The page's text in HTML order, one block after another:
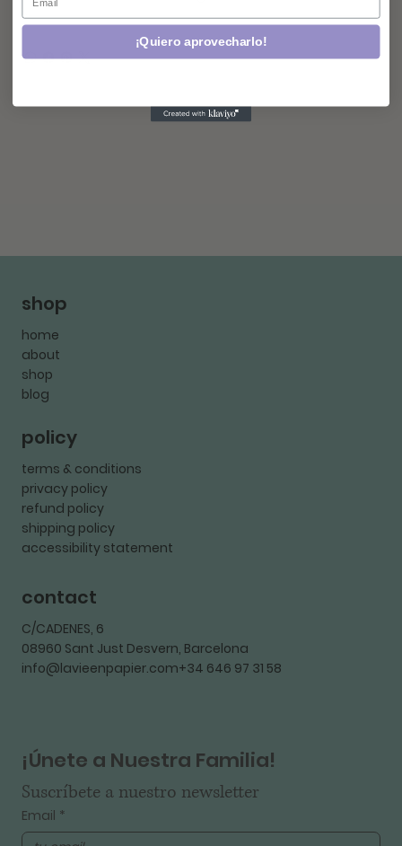
shop
home
about
shop
blog
policy
terms & conditions
privacy policy
refund policy
shipping policy
accessibility statement
contact
C/CADENES, 6
08960 Sant Just Desvern, Barcelona
info@lavieenpapier.com+34 646 97 31 58
¡Únete a Nuestra Familia!
Suscríbete a nuestro newsletter
Email *
¡Quiero aprovecharlo!